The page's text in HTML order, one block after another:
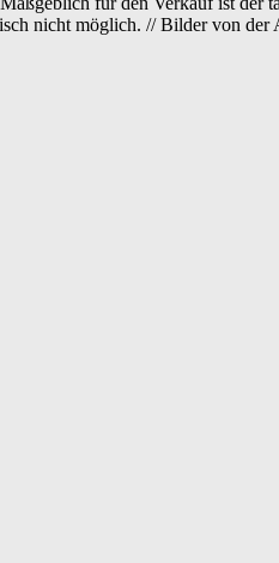
nicht möglich. // Bilder von